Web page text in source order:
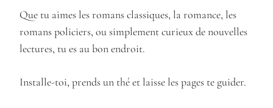
Que tu aimes les romans classiques, la romance, les
romans policiers, ou simplement curieux de nouvelles
lectures, tu es au bon endroit.
Installe-toi, prends un thé et laisse les pages te guider.